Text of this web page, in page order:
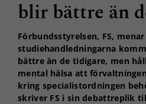
blir bättre än
Förbundsstyrelsen, FS,
studiehandledningarna
bättre än de tidigare, men
mental hälsa att
kring specialistordningen
skriver FS i sin debattreplik